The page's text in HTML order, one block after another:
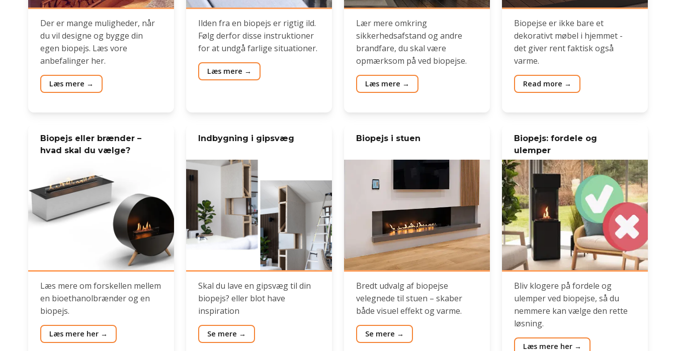
Der er mange muligheder, når
du vil designe og bygge din
egen biopejs. Læs vore
anbefalinger her.
Læs mere
Ilden fra en biopejs er rigtig ild.
Følg derfor disse instruktioner
for at undgå farlige situationer.
Læs mere
Lær mere omkring
sikkerhedsafstand og andre
brandfare, du skal være
opmærksom på ved biopejse.
Læs mere
Biopejse er ikke bare et
dekorativt møbel i hjemmet -
det giver rent faktisk også
varme.
Read more
Biopejs eller brænder –
hvad skal du vælge?
Læs mere om forskellen mellem
en bioethanolbrænder og en
biopejs.
Læs mere her
Indbygning i gipsvæg
Skal du lave en gipsvæg til din
biopejs? eller blot have
inspiration
Se mere
Biopejs i stuen
Bredt udvalg af biopejse
velegnede til stuen – skaber
både visuel effekt og varme.
Se mere
Biopejs: fordele og
ulemper
Bliv klogere på fordele og
ulemper ved biopejse, så du
nemmere kan vælge den rette
løsning.
Læs mere her